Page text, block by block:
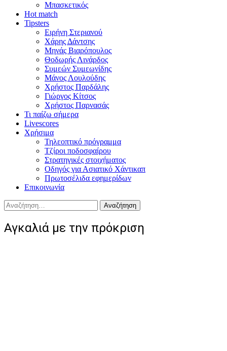
Μπασκετικός
Hot match
Tipsters
Ειρήνη Στεριανού
Χάρης Δάντσης
Μηνάς Βιαρόπουλος
Θοδωρής Λινάρδος
Συμεών Συμεωνίδης
Μάνος Λουλούδης
Χρήστος Παρδάλης
Γιώργος Κίτσος
Χρήστος Παρνασάς
Τι παίζω σήμερα
Livescores
Χρήσιμα
Τηλεοπτικό πρόγραμμα
Τζίροι ποδοσφαίρου
Στρατηγικές στοιχήματος
Οδηγός για Ασιατικό Χάντικαπ
Πρωτοσέλιδα εφημερίδων
Επικοινωνία
Αναζήτηση
για:
Αγκαλιά με την πρόκριση